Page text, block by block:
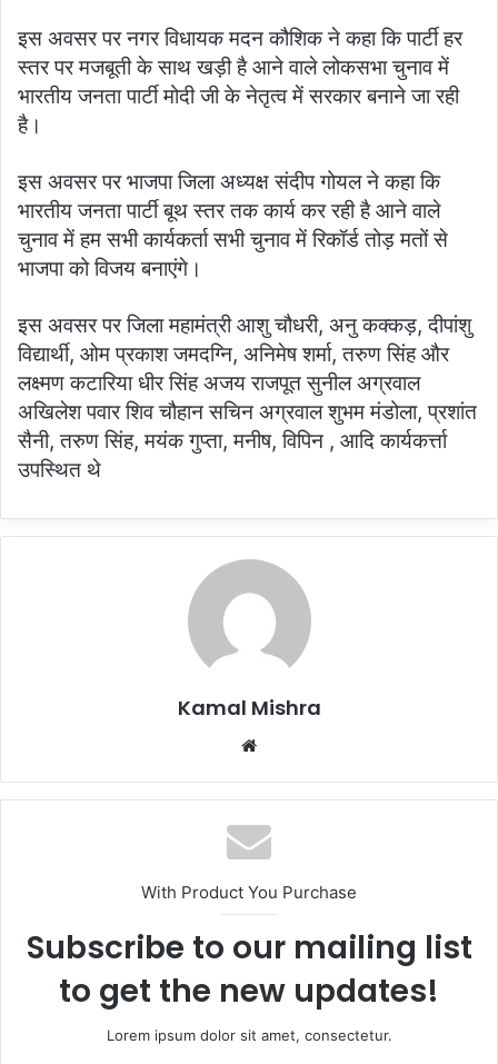
इस अवसर पर नगर विधायक मदन कौशिक ने कहा कि पार्टी हर
स्तर पर मजबूती के साथ खड़ी है आने वाले लोकसभा चुनाव में
भारतीय जनता पार्टी मोदी जी के नेतृत्व में सरकार बनाने जा रही
है।
इस अवसर पर भाजपा जिला अध्यक्ष संदीप गोयल ने कहा कि
भारतीय जनता पार्टी बूथ स्तर तक कार्य कर रही है आने वाले
चुनाव में हम सभी कार्यकर्ता सभी चुनाव में रिकॉर्ड तोड़ मतों से
भाजपा को विजय बनाएंगे।
इस अवसर पर जिला महामंत्री आशु चौधरी, अनु कक्कड़, दीपांशु
विद्यार्थी, ओम प्रकाश जमदग्नि, अनिमेष शर्मा, तरुण सिंह और
लक्ष्मण कटारिया धीर सिंह अजय राजपूत सुनील अग्रवाल
अखिलेश पवार शिव चौहान सचिन अग्रवाल शुभम मंडोला, प्रशांत
सैनी, तरुण सिंह, मयंक गुप्ता, मनीष, विपिन , आदि कार्यकर्त्ता
उपस्थित थे
Kamal Mishra
Website
With Product You Purchase
Subscribe to our mailing list
to get the new updates!
Lorem ipsum dolor sit amet, consectetur.